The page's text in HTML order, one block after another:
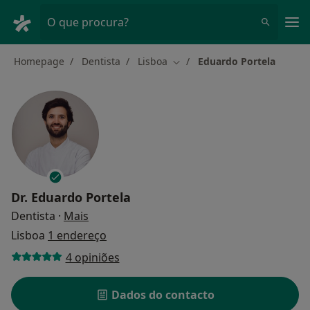
O que procura?
Homepage Dentista Lisboa Mudar de cidade
Eduardo Portela
Dr. Eduardo Portela
Dentista · Mais
Lisboa 1 endereço
4 opiniões
Dados do contacto